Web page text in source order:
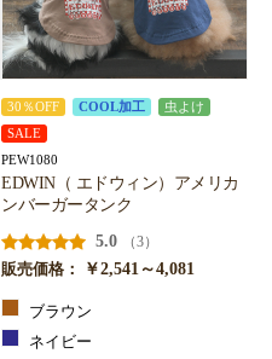
30％OFF COOL加工
虫よけ
SALE
PEW1080
EDWIN（ エドウィン）アメリカ
ンバーガータンク
5.0
（3）
販売価格：
￥2,541～4,081
ブラウン
ネイビー